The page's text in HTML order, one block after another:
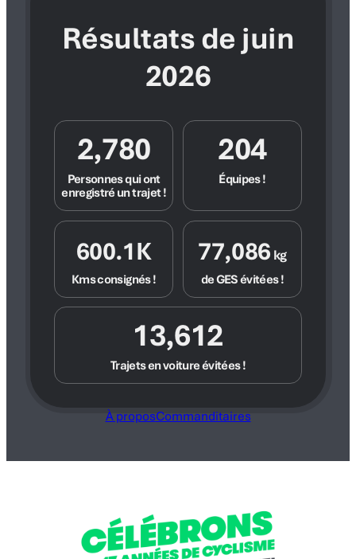
Résultats de juin
2026
2,780
Personnes qui ont
enregistré un trajet !
204
Équipes !
600.1K
Kms consignés !
77,086 kg
de GES évitées !
13,612
Trajets en voiture évitées !
À proposCommanditaires